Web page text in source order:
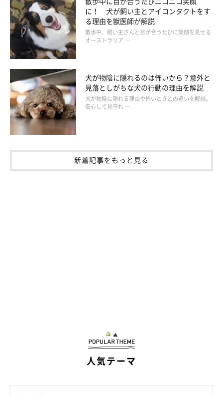
症状が出るまでの時間
犬がにんにくを食べてから中毒の症状が現れるまでの時間は、個
体差があるので一概には言い切れず、早いと食後30〜60分程度
で、遅い場合では食後1〜3日ほど経ってから症状が出る場合もあ
犬がにんにくを食べてしまった場合の対処方
に！ 犬が飼い主とアイコンタクトをす
る理由を獣医師が解説
散歩中、飼い主さんと目が合うたびに笑顔を見せる
オーストラリア …
犬が物陰に隠れるのは怖いから？意外と
見落としがちな犬の行動の理由を解説
犬が物陰に隠れる理由や怖いときとの違いを解説。
安心して見守れ …
新着記事をもっと見る
人気テーマ